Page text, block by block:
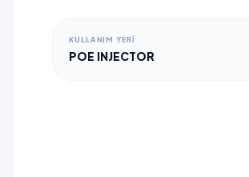
KULLANIM YERI
POE INJECTOR